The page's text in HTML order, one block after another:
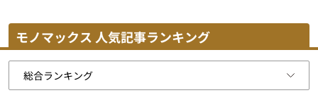
モノマックス 人気記事ランキング